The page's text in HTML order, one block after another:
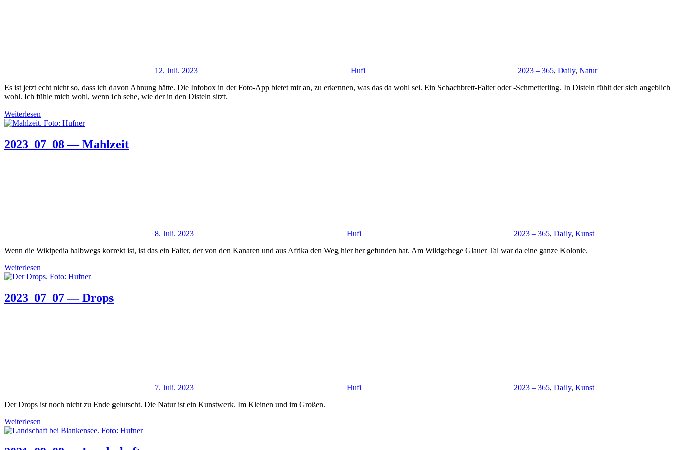
12. Juli. 2023 Hufi 2023 – 365, Daily, Natur
Es ist jetzt echt nicht so, dass ich davon Ahnung hätte. Die Infobox in der Foto-App bietet mir an, zu erkennen, was das da wohl sei. Ein Schachbrett-Falter oder -Schmetterling. In Disteln fühlt der sich angeblich
wohl. Ich fühle mich wohl, wenn ich sehe, wie der in den Disteln sitzt.
Weiterlesen
2023_07_08 — Mahlzeit
8. Juli. 2023 Hufi 2023 – 365, Daily, Kunst
Wenn die Wikipedia halbwegs korrekt ist, ist das ein Falter, der von den Kanaren und aus Afrika den Weg hier her gefunden hat. Am Wildgehege Glauer Tal war da eine ganze Kolonie.
Weiterlesen
2023_07_07 — Drops
7. Juli. 2023 Hufi 2023 – 365, Daily, Kunst
Der Drops ist noch nicht zu Ende gelutscht. Die Natur ist ein Kunstwerk. Im Kleinen und im Großen.
Weiterlesen